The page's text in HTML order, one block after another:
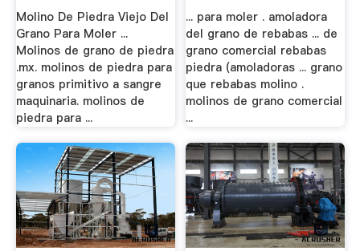
Molino De Piedra Viejo Del
Grano Para Moler ...
Molinos de grano de piedra
.mx. molinos de piedra para
granos primitivo a sangre
maquinaria. molinos de
piedra para ...
... para moler . amoladora
del grano de rebabas ... de
grano comercial rebabas
piedra (amoladoras ... grano
que rebabas molino .
molinos de grano comercial
...